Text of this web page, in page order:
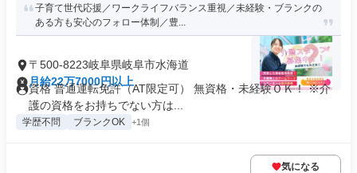
子育て世代応援／ワークライフバランス重視／未経験・ブランクの
ある方も安心のフォロー体制／豊...
〒500-8223岐阜県岐阜市水海道
月給22万7000円以上
資格 普通運転免許（AT限定可） 無資格・未経験ＯＫ！ ※介
護の資格をお持ちでない方は...
学歴不問 ブランクOK +1個
気になる